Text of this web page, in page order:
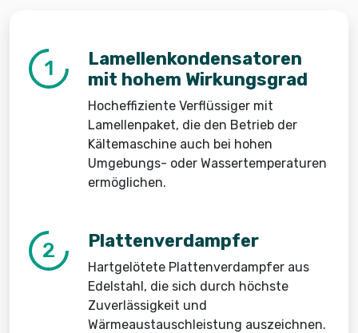
1
Lamellenkondensatoren
mit hohem Wirkungsgrad
Hocheffiziente Verflüssiger mit
Lamellenpaket, die den Betrieb der
Kältemaschine auch bei hohen
Umgebungs- oder Wassertemperaturen
ermöglichen.
2 Plattenverdampfer
Hartgelötete Plattenverdampfer aus
Edelstahl, die sich durch höchste
Zuverlässigkeit und
Wärmeaustauschleistung auszeichnen.